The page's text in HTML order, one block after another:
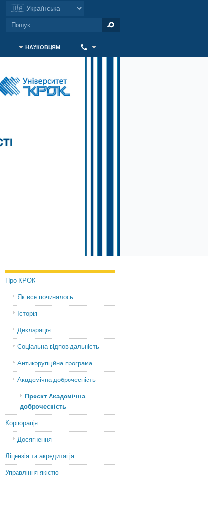
НАУКОВЦЯМ
Про КРОК
Як все починалось
Історія
Декларація
Соціальна відповідальність
Антикорупційна програма
Академічна доброчесність
Проєкт Академічна
доброчесність
Корпорація
Досягнення
Ліцензія та акредитація
Управління якістю